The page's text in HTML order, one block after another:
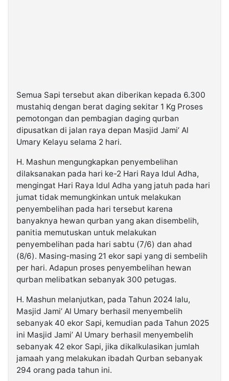
Semua Sapi tersebut akan diberikan kepada 6.300
mustahiq dengan berat daging sekitar 1 Kg Proses
pemotongan dan pembagian daging qurban
dipusatkan di jalan raya depan Masjid Jami’ Al
Umary Kelayu selama 2 hari.
H. Mashun mengungkapkan penyembelihan
dilaksanakan pada hari ke-2 Hari Raya Idul Adha,
mengingat Hari Raya Idul Adha yang jatuh pada hari
jumat tidak memungkinkan untuk melakukan
penyembelihan pada hari tersebut karena
banyaknya hewan qurban yang akan disembelih,
panitia memutuskan untuk melakukan
penyembelihan pada hari sabtu (7/6) dan ahad
(8/6). Masing-masing 21 ekor sapi yang di sembelih
per hari. Adapun proses penyembelihan hewan
qurban melibatkan sebanyak 300 petugas.
H. Mashun melanjutkan, pada Tahun 2024 lalu,
Masjid Jami’ Al Umary berhasil menyembelih
sebanyak 40 ekor Sapi, kemudian pada Tahun 2025
ini Masjid Jami’ Al Umary berhasil menyembelih
sebanyak 42 ekor Sapi, jika dikalkulasikan jumlah
jamaah yang melakukan ibadah Qurban sebanyak
294 orang pada tahun ini.